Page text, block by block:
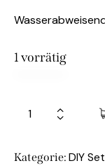
1 vorrätig
Kategorie: DIY